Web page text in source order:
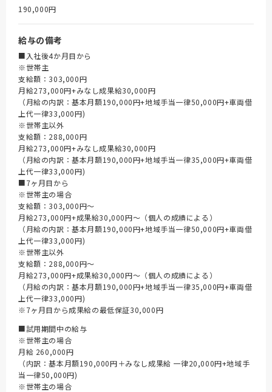
190,000円
給与の備考
■入社後4か月目から
※世帯主
支給額：303,000円
月給273,000円+みなし成果給30,000円
（月給の内訳：基本月額190,000円+地域手当一律50,000円+車両借
上代一律33,000円)
※世帯主以外
支給額：288,000円
月給273,000円+みなし成果給30,000円
（月給の内訳：基本月額190,000円+地域手当一律35,000円+車両借
上代一律33,000円)
■7ヶ月目から
※世帯主の場合
支給額：303,000円～
月給273,000円+成果給30,000円～（個人の成績による）
（月給の内訳：基本月額190,000円+地域手当一律50,000円+車両借
上代一律33,000円)
※世帯主以外
支給額：288,000円～
月給273,000円+成果給30,000円～（個人の成績による）
（月給の内訳：基本月額190,000円+地域手当一律35,000円+車両借
上代一律33,000円)
※7ヶ月目から成果給の最低保証30,000円
■試用期間中の給与
※世帯主の場合
月給 260,000円
（内訳：基本月額190,000円＋みなし成果給 一律20,000円+地域手
当一律50,000円)
※世帯主の場合